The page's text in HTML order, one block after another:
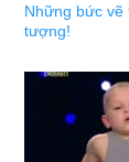
Những bức vẽ
tượng!